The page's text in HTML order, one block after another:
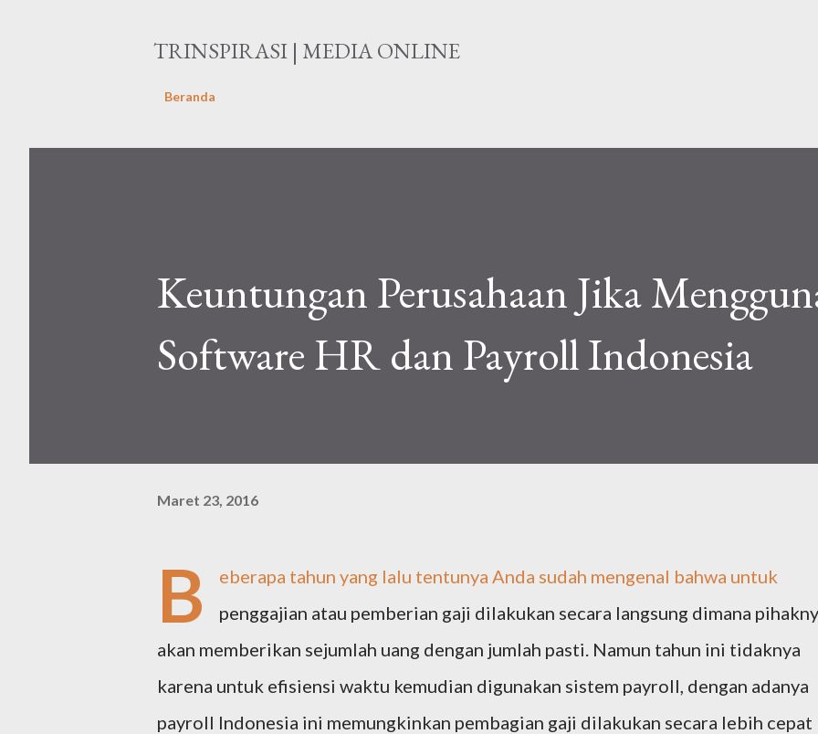
TRINSPIRASI | MEDIA ONLINE
Beranda
Keuntungan Perusahaan Jika
Software HR dan Payroll Indonesia
Maret 23, 2016
B
eberapa tahun yang lalu tentunya Anda sudah mengenal bahwa untuk
penggajian atau pemberian gaji dilakukan secara langsung dimana
akan memberikan sejumlah uang dengan jumlah pasti. Namun tahun ini tidaknya
karena untuk efisiensi waktu kemudian digunakan sistem payroll, dengan adanya
payroll Indonesia ini memungkinkan pembagian gaji dilakukan secara lebih cepat